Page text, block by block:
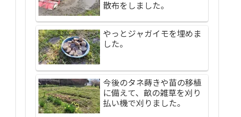
散布をしました。
やっとジャガイモを埋めま
した。
今後のタネ蒔きや苗の移植
に備えて、畝の雑草を刈り
払い機で刈りました。